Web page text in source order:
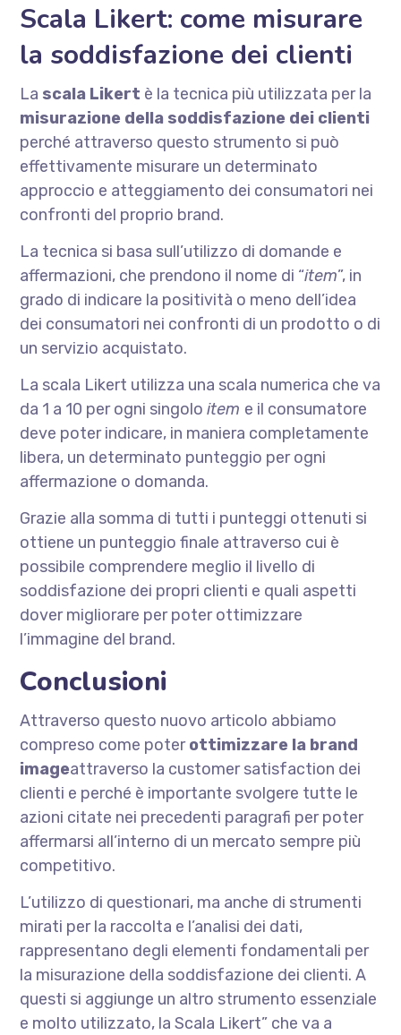
Scala Likert: come misurare
la soddisfazione dei clienti
La scala Likert è la tecnica più utilizzata per la
misurazione della soddisfazione dei clienti
perché attraverso questo strumento si può
effettivamente misurare un determinato
approccio e atteggiamento dei consumatori nei
confronti del proprio brand.
La tecnica si basa sull’utilizzo di domande e
affermazioni, che prendono il nome di “item”, in
grado di indicare la positività o meno dell’idea
dei consumatori nei confronti di un prodotto o di
un servizio acquistato.
La scala Likert utilizza una scala numerica che va
da 1 a 10 per ogni singoloitem e il consumatore
deve poter indicare, in maniera completamente
libera, un determinato punteggio per ogni
affermazione o domanda.
Grazie alla somma di tutti i punteggi ottenuti si
ottiene un punteggio finale attraverso cui è
possibile comprendere meglio il livello di
soddisfazione dei propri clienti e quali aspetti
dover migliorare per poter ottimizzare
l’immagine del brand.
Conclusioni
Attraverso questo nuovo articolo abbiamo
compreso come poterottimizzare la brand
imageattraverso la customer satisfaction dei
clienti e perché è importante svolgere tutte le
azioni citate nei precedenti paragrafi per poter
affermarsi all’interno di un mercato sempre più
competitivo.
L’utilizzo di questionari, ma anche di strumenti
mirati per la raccolta e l’analisi dei dati,
rappresentano degli elementi fondamentali per
la misurazione della soddisfazione dei clienti. A
questi si aggiunge un altro strumento essenziale
e molto utilizzato, la Scala Likert” che va a